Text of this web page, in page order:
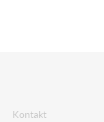
Kontakt